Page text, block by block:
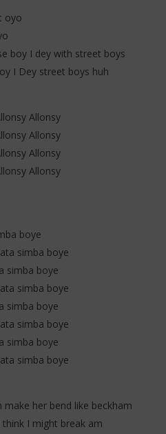
oyo
boy I dey with street boys
I Dey street boys huh
Allonsy
Allonsy
Allonsy
Allonsy
boye
simba boye
simba boye
simba boye
simba boye
simba boye
simba boye
simba boye
make her bend like beckham
think I might break am